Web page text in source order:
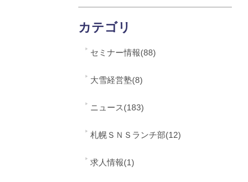
カテゴリ
セミナー情報(88)
大雪経営塾(8)
ニュース(183)
札幌ＳＮＳランチ部(12)
求人情報(1)